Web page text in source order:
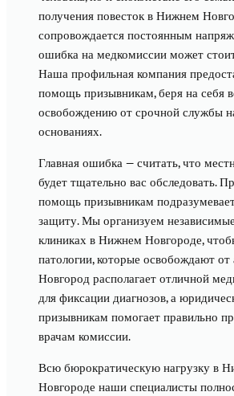
получения повесток в Нижнем
сопровождается постоянным
ошибка на медкомиссии может
Наша профильная компания
помощь призывникам, беря на себя
освобождению от срочной службы
основаниях.
Главная ошибка — считать, что
будет тщательно вас обследовать.
помощь призывникам
защиту. Мы организуем
клиниках в Нижнем Новгороде,
патологии, которые освобождают
Новгород располагает отличной
для фиксации диагнозов, а
призывникам помогает правильно
врачам комиссии.
Всю бюрократическую нагрузку в
Новгороде наши специалисты